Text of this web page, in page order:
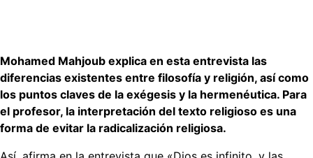
Mohamed Mahjoub explica en esta entrevista las
diferencias existentes entre filosofía y religión, así como
los puntos claves de la exégesis y la hermenéutica. Para
el profesor, la interpretación del texto religioso es una
forma de evitar la radicalización religiosa.